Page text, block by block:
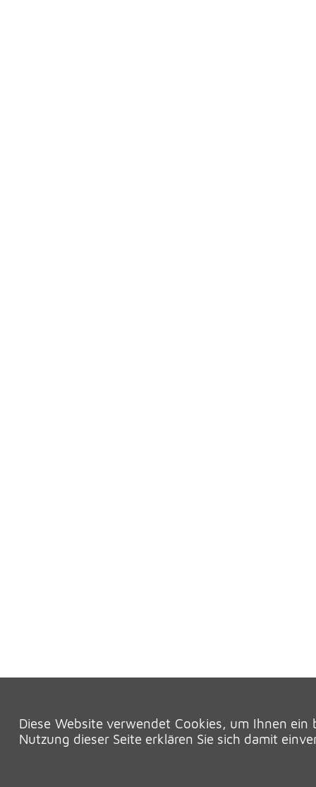
Diese Website verwendet Cookies, um Ihnen
Nutzung dieser Seite erklären Sie sich damit